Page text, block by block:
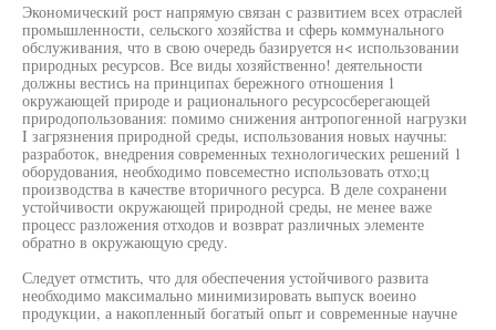
Экономический рост напрямую связан с развитием всех отраслей
промышленности, сельского хозяйства и сферь коммунального
обслуживания, что в свою очередь базируется н< использовании
природных ресурсов. Все виды хозяйственно! деятельности
должны вестись на принципах бережного отношения 1
окружающей природе и рационального ресурсосберегающей
природопользования: помимо снижения антропогенной нагрузки
I загрязнения природной среды, использования новых научны:
разработок, внедрения современных технологических решений 1
оборудования, необходимо повсеместно использовать отхо;ц
производства в качестве вторичного ресурса. В деле сохранени
устойчивости окружающей природной среды, не менее важе
процесс разложения отходов и возврат различных элементе
обратно в окружающую среду.
Следует отмстить, что для обеспечения устойчивого развита
необходимо максимально минимизировать выпуск воеино
продукции, а накопленный богатый опыт и современные научне